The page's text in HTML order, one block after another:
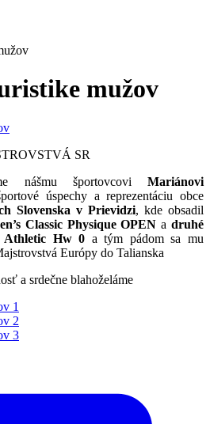
mužov
SR
nášmu športovcovi Mariánovi
úspechy a reprezentáciu obce
Slovenska v Prievidzi, kde obsadil
Classic Physique OPEN adruhé
Athletic Hw 0 a tým pádom sa mu
Európy do Talianska
a srdečne blahoželáme